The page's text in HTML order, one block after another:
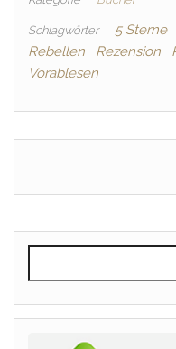
Schlagwörter 5 Sterne
Rebellen
Rezension
Vorablesen